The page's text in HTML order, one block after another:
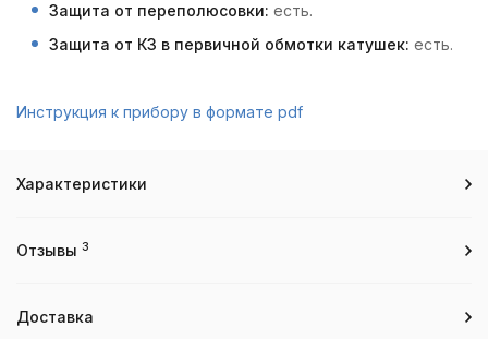
Защита от переполюсовки: есть.
Защита от КЗ в первичной обмотки катушек: есть.
Инструкция к прибору в формате pdf
Характеристики
Отзывы 3
Доставка